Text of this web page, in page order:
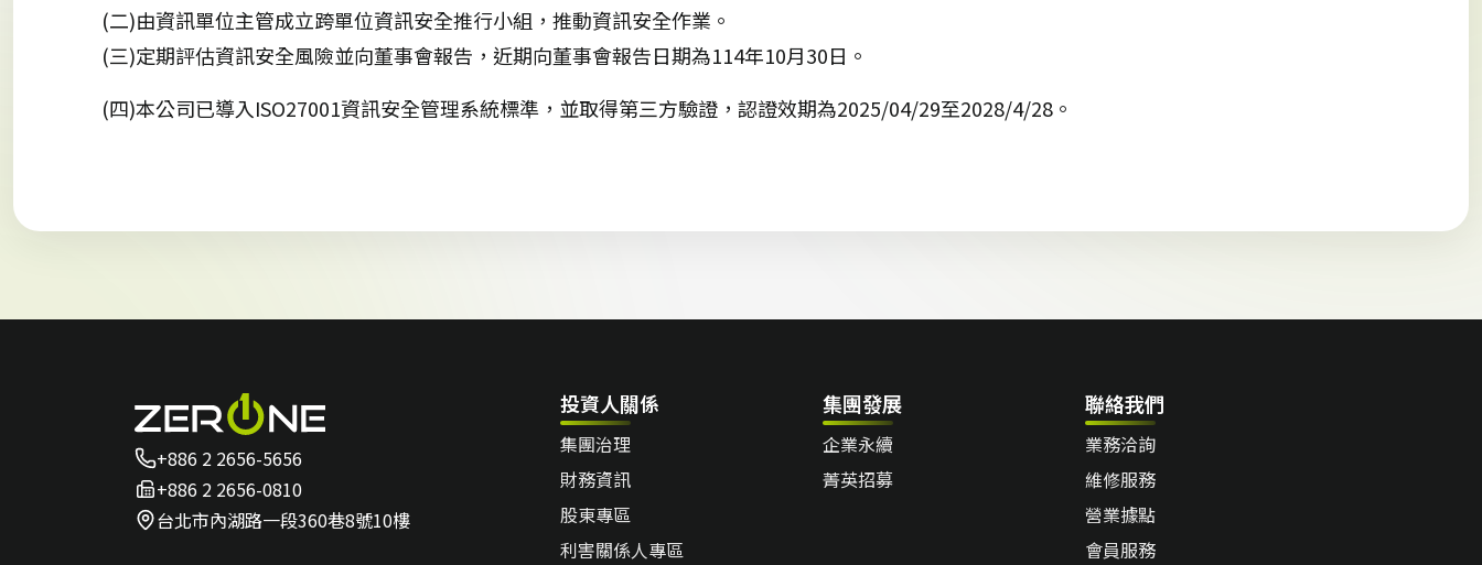
(二)由資訊單位主管成立跨單位資訊安全推行小組，推動資訊安全作業。
(三)定期評估資訊安全風險並向董事會報告，近期向董事會報告日期為114年10月30日。
(四)本公司已導入ISO27001資訊安全管理系統標準，並取得第三方驗證，認證效期為2025/04/29至2028/4/28。
+886 2 2656-5656
+886 2 2656-0810
台北市內湖路一段360巷8號10樓
投資人關係
集團治理
財務資訊
股東專區
利害關係人專區
集團發展
企業永續
菁英招募
聯絡我們
業務洽詢
維修服務
營業據點
會員服務